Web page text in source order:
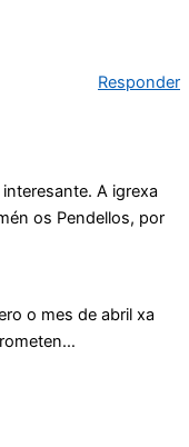
Responder
A igrexa
os Pendellos, por
o mes de abril xa